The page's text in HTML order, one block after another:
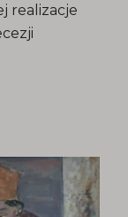
realizacje